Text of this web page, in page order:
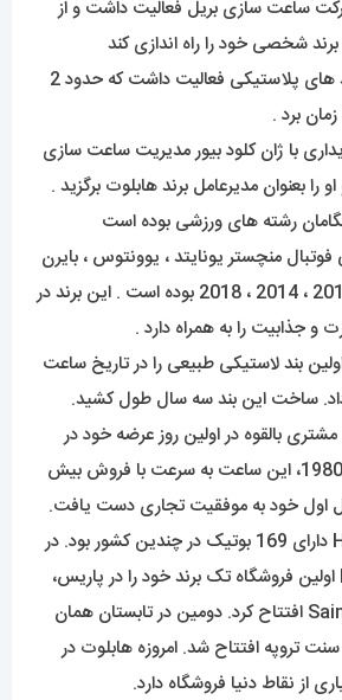
1976 در شرکت ساعت سازی بریل فعالیت داشت و از
شخصی خود را راه اندازی کند
و در ابتدا در ساخت بند های پلاستیکی فعالیت داشت که حدود 2
برد .
در سال 2004 دیداری با ژان کلود بیور مدیریت ساعت سازی
را بعنوان مدیرعامل برند هابلوت برگزید .
رشته های ورزشی بوده است
منچستر یونایتد ، یوونتوس ، بایرن
مونیخ ، جام جهانی 2010 ، 2014 ، 2018 بوده است . این برند در
جذابیت را به همراه دارد .
بند لاستیکی طبیعی را در تاریخ ساعت
ساخت این بند سه سال طول کشید.
بالقوه در اولین روز عرضه خود در
نمایشگاه ساعت بازل 1980، این ساعت به سرعت با فروش بیش
از سال 2019، Hublot دارای 169 بوتیک در چندین کشور بود. در
فوریه 2007، Hublot اولین فروشگاه تک برند خود را در پاریس،
در خیابان Saint-Honoré افتتاح کرد. دومین در تابستان همان
تروپه افتتاح شد. امروزه هابلوت در
از نقاط دنیا فروشگاه دارد.